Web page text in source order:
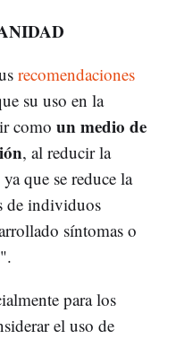
recomendaciones
su uso en la
como un medio de
, al reducir la
que se reduce la
de individuos
síntomas o
para los
el uso de